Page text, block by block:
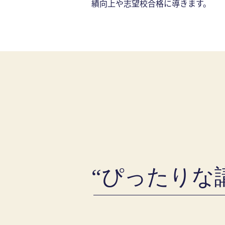
績向上や志望校合格に導きます。
“ぴったりな